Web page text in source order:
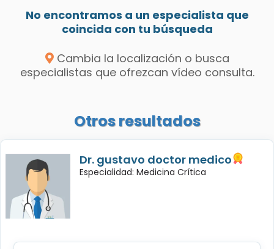
No encontramos a un especialista que
coincida con tu búsqueda
Cambia la localización o busca
especialistas que ofrezcan vídeo consulta.
Otros resultados
Dr. gustavo doctor medico
Especialidad: Medicina Crítica